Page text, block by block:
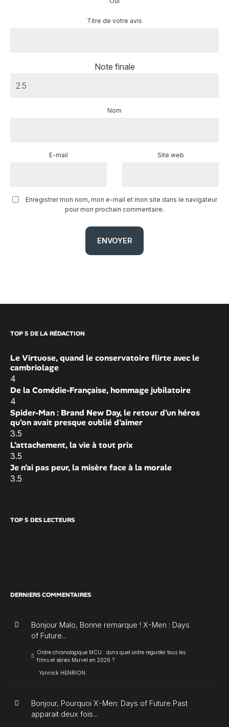
Titre de votre avis
Note finale
Nom
E-mail Site web
Enregistrer mon nom, mon e-mail et mon site dans le navigateur
pour mon prochain commentaire.
TOP 5 DE LA RÉDACTION
Le Virtuose, quand le conservatoire flirte avec le
cambriolage
4
De la Comédie-Française, hommage jubilatoire
4
Spider-Man : Brand New Day, le retour d’un héros
qu’on avait presque oublié d’aimer
3.5
L’attachement, la vie à tout prix
3.5
Je n’ai pas peur, la misère face à la morale
3.5
TOP 5 DES LECTEURS
DERNIERS COMMENTAIRES
Bonjour Malo, Bonne remarque ! X-Men : Days
of Future...
Ordre chronologique MCU : dans quel ordre regarder tous les
films et séries Marvel en 2026 ?
Yannick HENRION
Bonjour, Pourquoi X-Men: Days of Future Past
apparait deux fois...